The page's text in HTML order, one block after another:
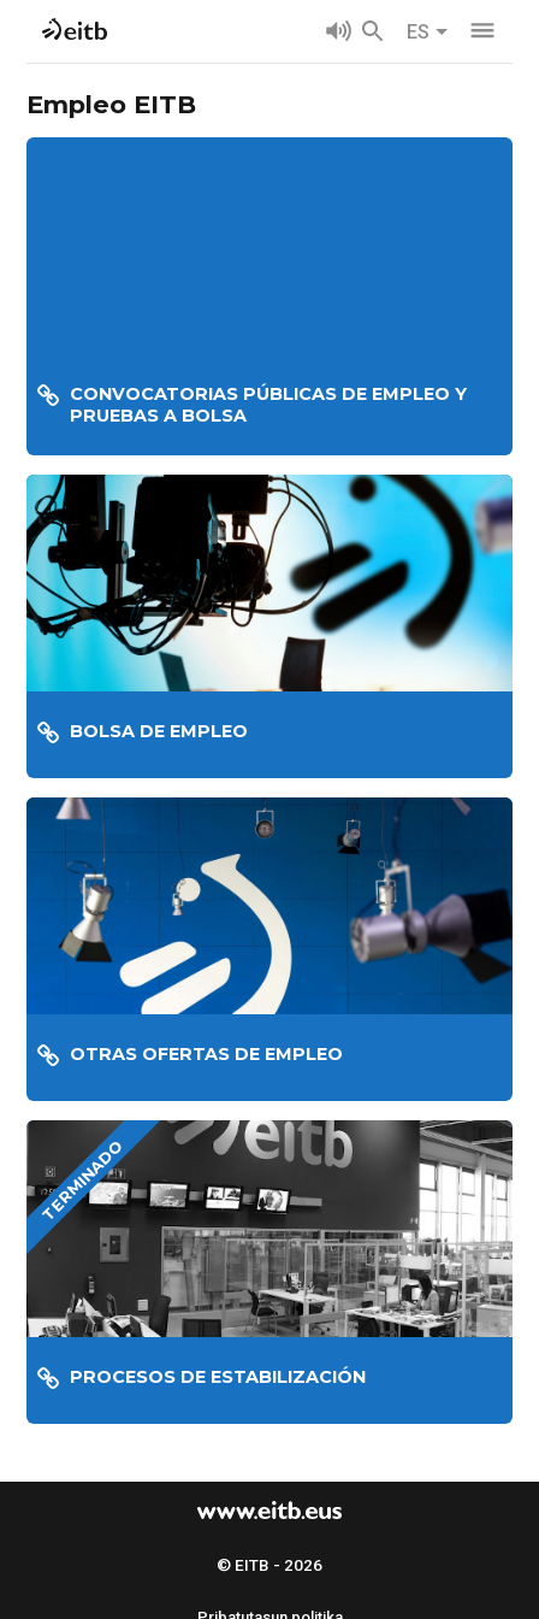
ES
Empleo EITB
CONVOCATORIAS PÚBLICAS DE EMPLEO Y
PRUEBAS A BOLSA
BOLSA DE EMPLEO
OTRAS OFERTAS DE EMPLEO
TERMINADO
PROCESOS DE ESTABILIZACIÓN
© EITB - 2026